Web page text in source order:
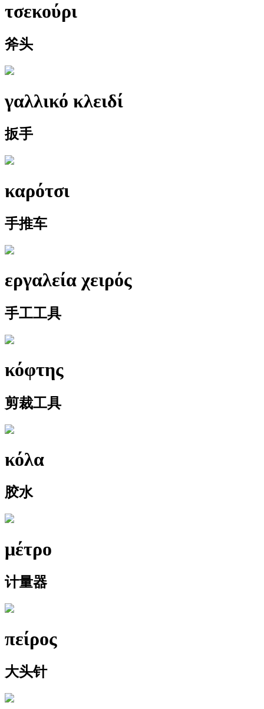
τσεκούρι
斧头
γαλλικό κλειδί
扳手
καρότσι
手推车
εργαλεία χειρός
手工工具
κόφτης
剪裁工具
κόλα
胶水
μέτρο
计量器
πείρος
大头针